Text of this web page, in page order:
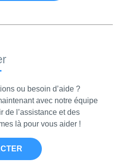
ou besoin d’aide ?
avec notre équipe
de l’assistance et des
là pour vous aider !